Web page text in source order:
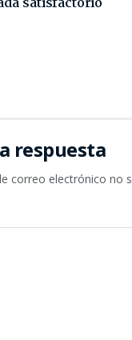
respuesta
correo electrónico no